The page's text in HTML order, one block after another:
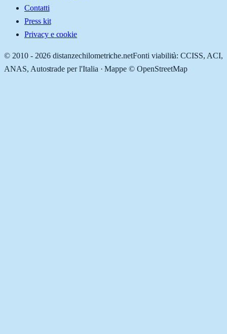
Contatti
Press kit
Privacy e cookie
© 2010 - 2026 distanzechilometriche.netFonti viabilità: CCISS, ACI,
ANAS, Autostrade per l'Italia · Mappe © OpenStreetMap